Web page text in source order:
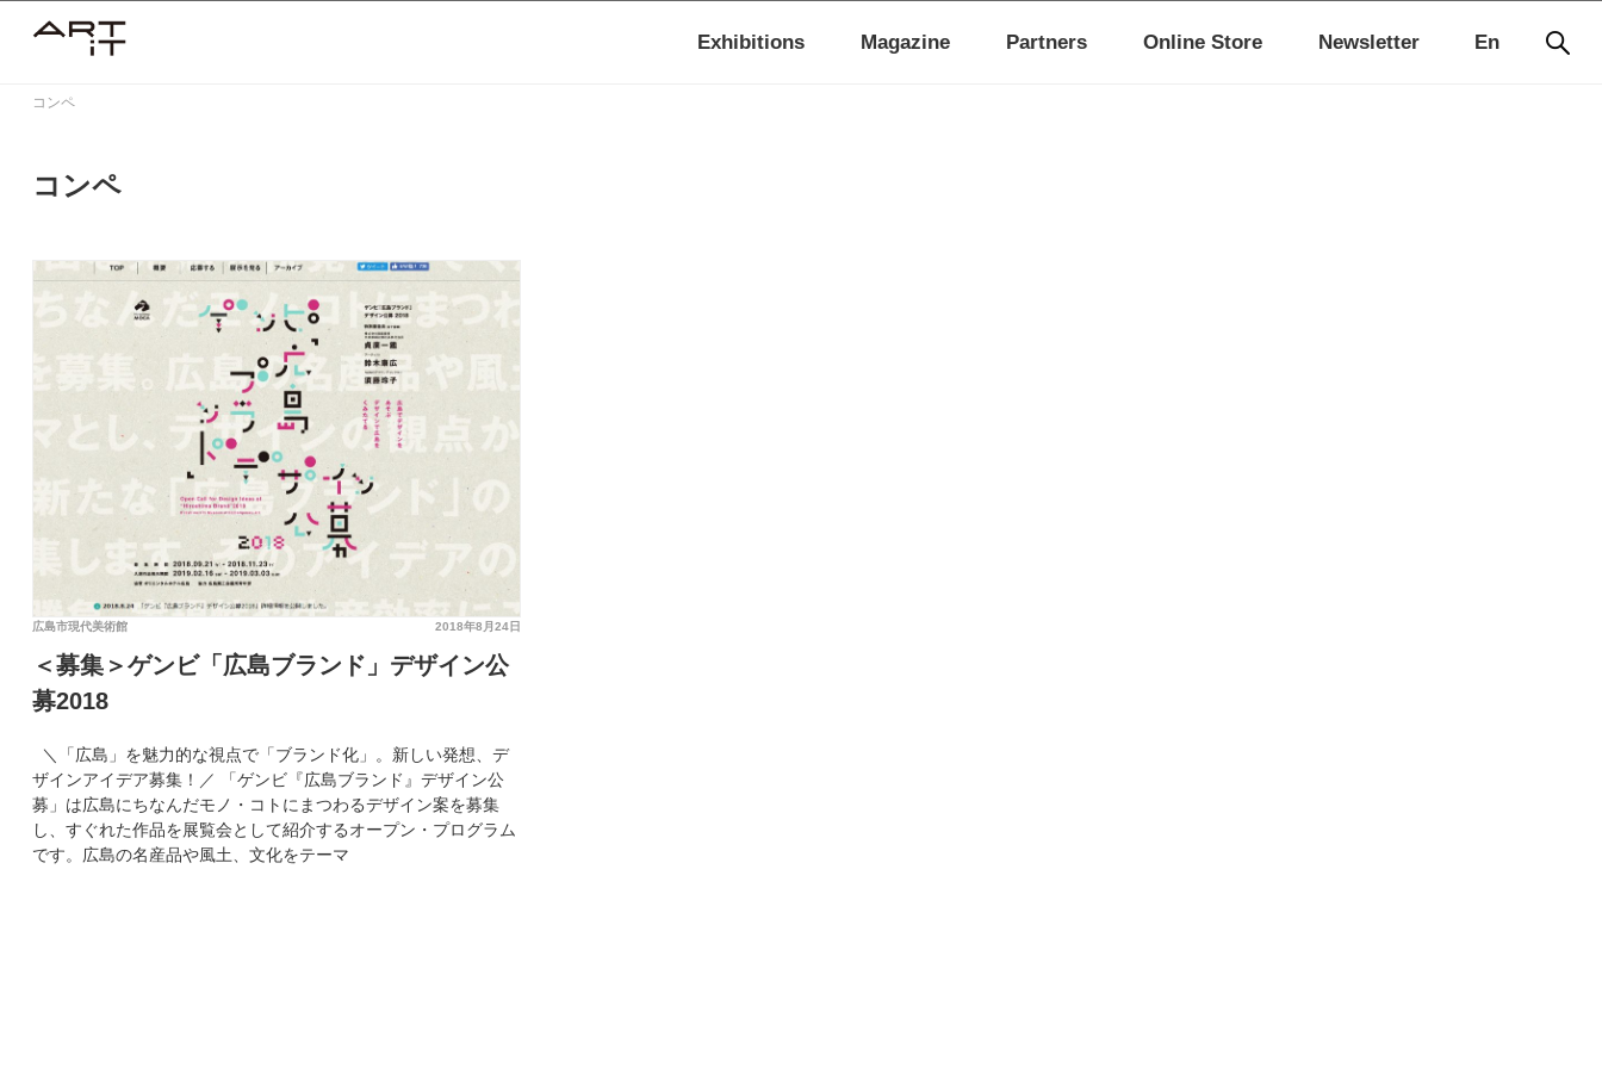
En
Exhibitions Magazine Partners Online Store Newsletter
コンペ
コンペ
2018年8月24日
広島市現代美術館
＜募集＞ゲンビ「広島ブランド」デザイン公
募2018
＼「広島」を魅力的な視点で「ブランド化」。新しい発想、デ
ザインアイデア募集！／ 「ゲンビ『広島ブランド』デザイン公
募」は広島にちなんだモノ・コトにまつわるデザイン案を募集
し、すぐれた作品を展覧会として紹介するオープン・プログラム
です。広島の名産品や風土、文化をテーマ